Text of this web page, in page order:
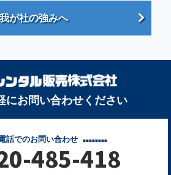
我が社の強みへ
にお問い合わせください
話でのお問い合わせ
485-418